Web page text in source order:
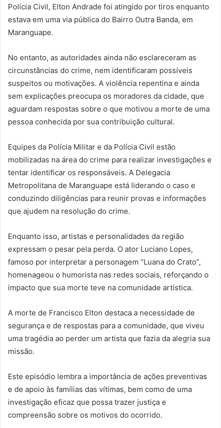
Polícia Civil, Elton Andrade foi atingido por tiros enquanto
estava em uma via pública do Bairro Outra Banda, em
Maranguape.
No entanto, as autoridades ainda não esclareceram as
circunstâncias do crime, nem identificaram possíveis
suspeitos ou motivações. A violência repentina e ainda
sem explicações preocupa os moradores da cidade, que
aguardam respostas sobre o que motivou a morte de uma
pessoa conhecida por sua contribuição cultural.
Equipes da Polícia Militar e da Polícia Civil estão
mobilizadas na área do crime para realizar investigações e
tentar identificar os responsáveis. A Delegacia
Metropolitana de Maranguape está liderando o caso e
conduzindo diligências para reunir provas e informações
que ajudem na resolução do crime.
Enquanto isso, artistas e personalidades da região
expressam o pesar pela perda. O ator Luciano Lopes,
famoso por interpretar a personagem “Luana do Crato”,
homenageou o humorista nas redes sociais, reforçando o
impacto que sua morte teve na comunidade artística.
A morte de Francisco Elton destaca a necessidade de
segurança e de respostas para a comunidade, que viveu
uma tragédia ao perder um artista que fazia da alegria sua
missão.
Este episódio lembra a importância de ações preventivas
e de apoio às famílias das vítimas, bem como de uma
investigação eficaz que possa trazer justiça e
compreensão sobre os motivos do ocorrido.